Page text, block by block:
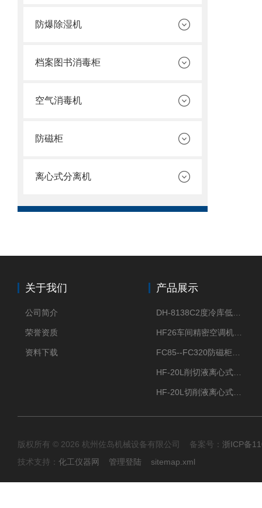
防爆除湿机
档案图书消毒柜
空气消毒机
防磁柜
离心式分离机
关于我们
公司简介
荣誉资质
资料下载
产品展示
版权所有 © 2026 杭州佐岛机械设备有限公司 备案号： 浙ICP备
技术支持： 化工仪器网 管理登陆 sitemap.xml